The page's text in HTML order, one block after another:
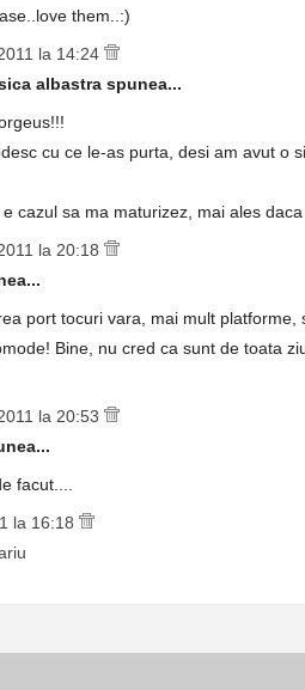
them..:)
la 14:24
albastra spunea...
cu ce le-as purta, desi am avut o
cazul sa ma maturizez, mai ales
la 20:18
port tocuri vara, mai mult
Bine, nu cred ca sunt de toata
la 20:53
facut....
la 16:18